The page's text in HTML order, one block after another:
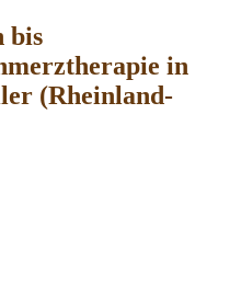
bis
in
(Rheinland-